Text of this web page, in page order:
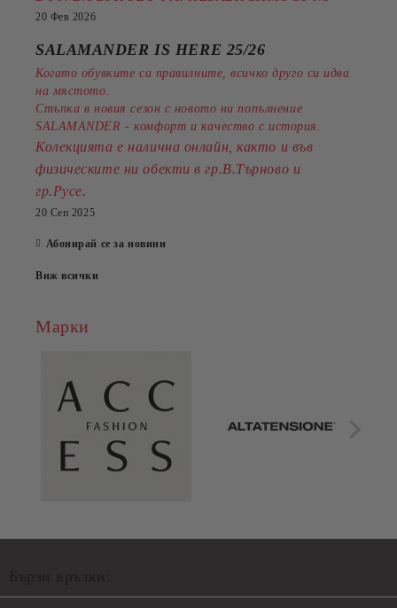
20 Фев 2026
SALAMANDER IS HERE 25/26
Когато обувките са правилните, всичко друго си идва
на мястото.
Стъпка в новия сезон с новото ни попълнение
SALAMANDER - комфорт и качество с история.
Колекцията е налична онлайн, както и във
физическите ни обекти в гр.В.Търново и
гр.Русе.
20 Сеп 2025
Абонирай се за новини
Виж всички
Марки